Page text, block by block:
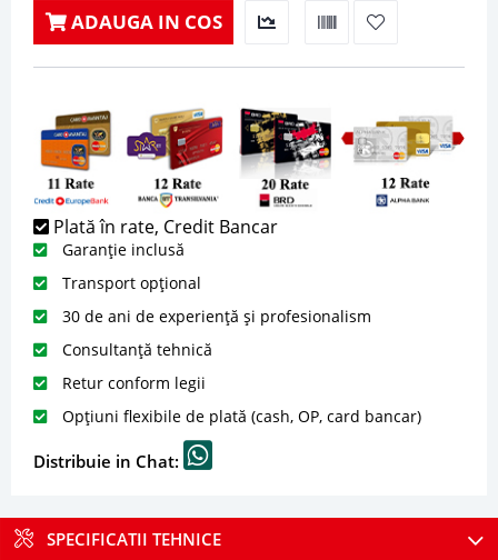
ADAUGA IN COS
Plată în rate, Credit Bancar
Garanție inclusă
Transport opțional
30 de ani de experiență și profesionalism
Consultanță tehnică
Retur conform legii
Opțiuni flexibile de plată (cash, OP, card bancar)
Distribuie in Chat:
SPECIFICATII TEHNICE